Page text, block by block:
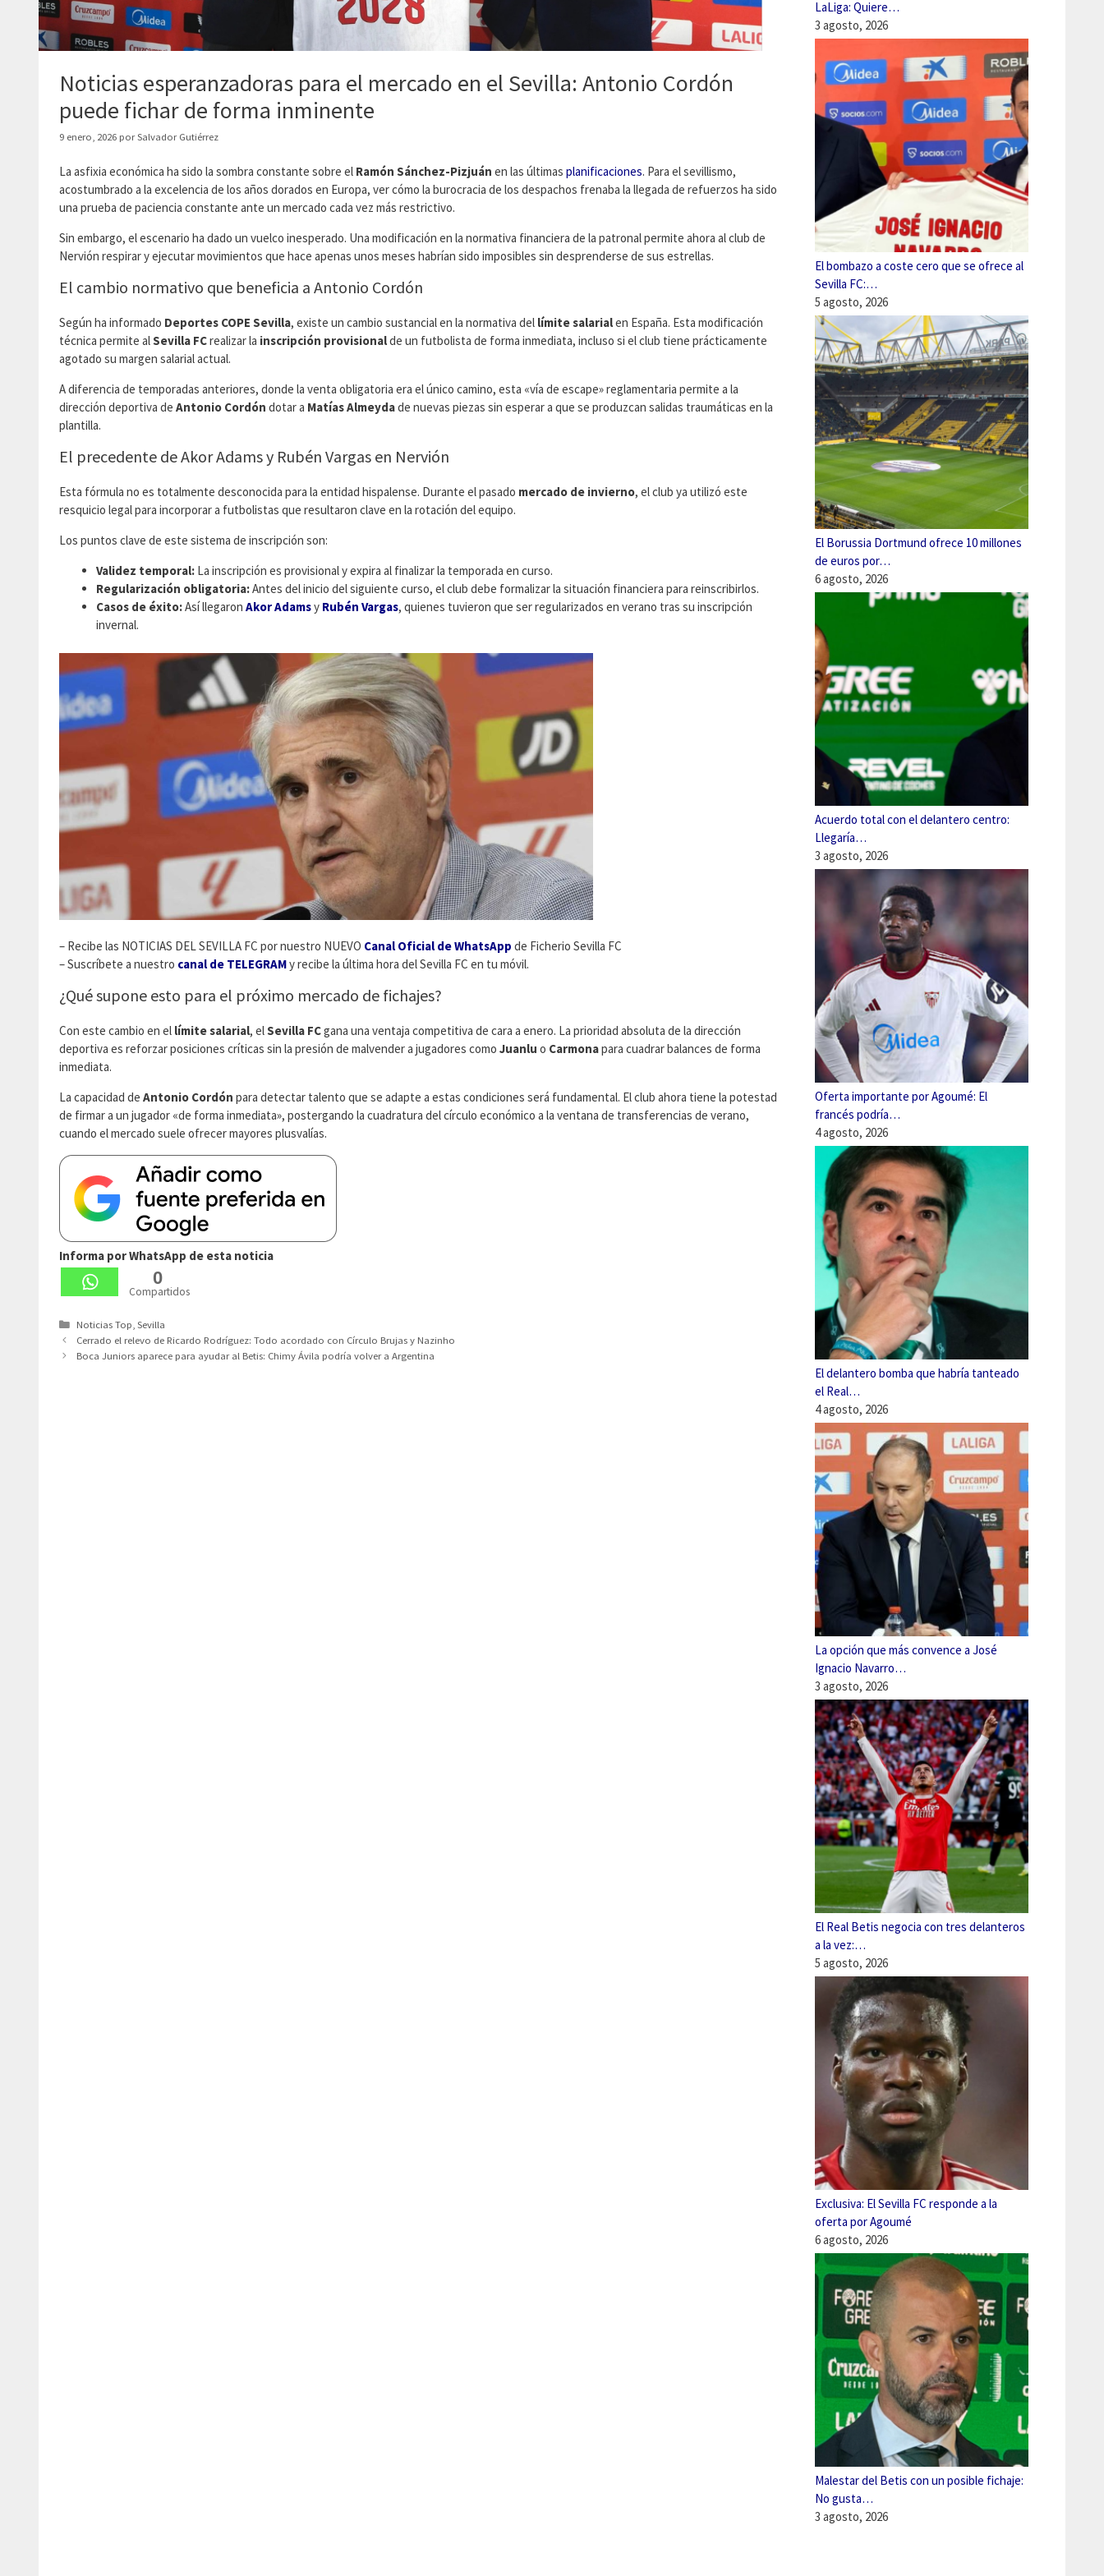
Noticias esperanzadoras para el mercado en el Sevilla: Antonio Cordón
puede fichar de forma inminente
9 enero, 2026 porSalvador Gutiérrez
​La asfixia económica ha sido la sombra constante sobre el Ramón Sánchez-Pizjuán en las últimas planificaciones. Para el sevillismo,
acostumbrado a la excelencia de los años dorados en Europa, ver cómo la burocracia de los despachos frenaba la llegada de refuerzos ha sido
una prueba de paciencia constante ante un mercado cada vez más restrictivo.
​Sin embargo, el escenario ha dado un vuelco inesperado. Una modificación en la normativa financiera de la patronal permite ahora al club de
Nervión respirar y ejecutar movimientos que hace apenas unos meses habrían sido imposibles sin desprenderse de sus estrellas.
​El cambio normativo que beneficia a Antonio Cordón
​Según ha informado Deportes COPE Sevilla, existe un cambio sustancial en la normativa del límite salarialen España. Esta modificación
técnica permite alSevilla FCrealizar la inscripción provisionalde un futbolista de forma inmediata, incluso si el club tiene prácticamente
agotado su margen salarial actual.
​A diferencia de temporadas anteriores, donde la venta obligatoria era el único camino, esta «vía de escape» reglamentaria permite a la
dirección deportiva de Antonio Cordón dotar a Matías Almeydade nuevas piezas sin esperar a que se produzcan salidas traumáticas en la
plantilla.
​El precedente de Akor Adams y Rubén Vargas en Nervión
​Esta fórmula no es totalmente desconocida para la entidad hispalense. Durante el pasado mercado de invierno, el club ya utilizó este
resquicio legal para incorporar a futbolistas que resultaron clave en la rotación del equipo.
​Los puntos clave de este sistema de inscripción son:
Validez temporal: La inscripción es provisional y expira al finalizar la temporada en curso.
Regularización obligatoria:Antes del inicio del siguiente curso, el club debe formalizar la situación financiera para reinscribirlos.
Casos de éxito:Así llegaron Akor Adamsy Rubén Vargas, quienes tuvieron que ser regularizados en verano tras su inscripción
invernal.
– Recibe las NOTICIAS DEL SEVILLA FC por nuestro NUEVO Canal Oficial de WhatsApp de Ficherio Sevilla FC
– Suscríbete a nuestro canal de TELEGRAMy recibe la última hora del Sevilla FC en tu móvil.
​¿Qué supone esto para el próximo mercado de fichajes?
​Con este cambio en el límite salarial, elSevilla FCgana una ventaja competitiva de cara a enero. La prioridad absoluta de la dirección
deportiva es reforzar posiciones críticas sin la presión de malvender a jugadores como Juanlu o Carmonapara cuadrar balances de forma
inmediata.
​La capacidad de Antonio Cordón para detectar talento que se adapte a estas condiciones será fundamental. El club ahora tiene la potestad
de firmar a un jugador «de forma inmediata», postergando la cuadratura del círculo económico a la ventana de transferencias de verano,
cuando el mercado suele ofrecer mayores plusvalías.
Informa por WhatsApp de esta noticia
0
Compartidos
Categorías
Noticias Top Sevilla
Cerrado el relevo de Ricardo Rodríguez: Todo acordado con Círculo Brujas y Nazinho
Boca Juniors aparece para ayudar al Betis: Chimy Ávila podría volver a Argentina
LaLiga: Quiere…
3 agosto, 2026
El bombazo a coste cero que se ofrece al
Sevilla FC:…
5 agosto, 2026
El Borussia Dortmund ofrece 10 millones
de euros por…
6 agosto, 2026
Acuerdo total con el delantero centro:
Llegaría…
3 agosto, 2026
Oferta importante por Agoumé: El
francés podría…
4 agosto, 2026
El delantero bomba que habría tanteado
el Real…
4 agosto, 2026
La opción que más convence a José
Ignacio Navarro…
3 agosto, 2026
El Real Betis negocia con tres delanteros
a la vez:…
5 agosto, 2026
Exclusiva: El Sevilla FC responde a la
oferta por Agoumé
6 agosto, 2026
Malestar del Betis con un posible fichaje:
No gusta…
3 agosto, 2026